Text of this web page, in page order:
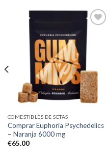
Add to
COMESTIBLES DE SETAS
Comprar Euphoria Psychedelics
– Naranja 6000 mg
€65.00